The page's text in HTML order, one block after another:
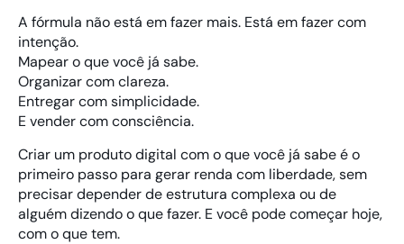
A fórmula não está em fazer mais. Está em fazer com
intenção.
Mapear o que você já sabe.
Organizar com clareza.
Entregar com simplicidade.
E vender com consciência.
Criar um produto digital com o que você já sabe é o
primeiro passo para gerar renda com liberdade, sem
precisar depender de estrutura complexa ou de
alguém dizendo o que fazer. E você pode começar hoje,
com o que tem.